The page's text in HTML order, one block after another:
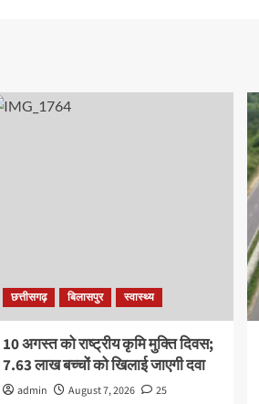
छत्तीसगढ़ बिलासपुर स्वास्थ्य
10 अगस्त को राष्ट्रीय कृमि मुक्ति दिवस;
7.63 लाख बच्चों को खिलाई जाएगी दवा
admin August 7, 2026 25